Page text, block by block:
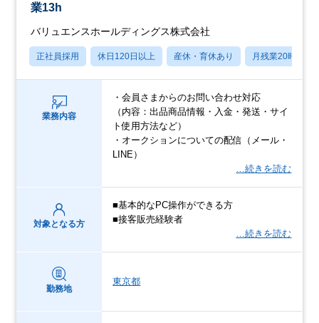
業13h
バリュエンスホールディングス株式会社
正社員採用 休日120日以上 産休・育休あり 月残業20時間以
業務内容
・会員さまからのお問い合わせ対応
（内容：出品商品情報・入金・発送・サイ
ト使用方法など）
・オークションについての配信（メール・
LINE）
…続きを読む
対象となる方
■基本的なPC操作ができる方
■接客販売経験者
…続きを読む
勤務地
東京都